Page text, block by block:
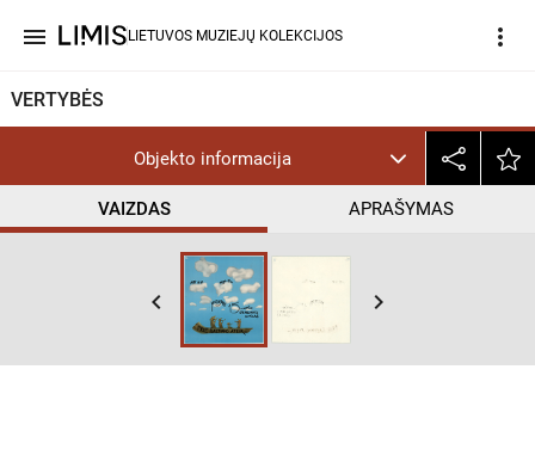
menu LIETUVOS MUZIEJŲ KOLEKCIJOS more_vert
VERTYBĖS
Objekto informacija
VAIZDAS APRAŠYMAS
keyboard_arrow_left keyboard_arrow_right